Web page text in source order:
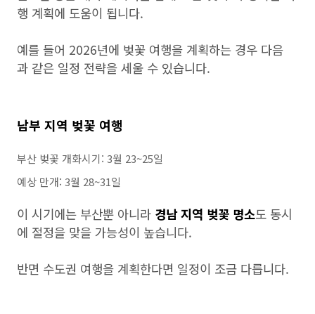
행 계획에 도움이 됩니다.
예를 들어 2026년에 벚꽃 여행을 계획하는 경우 다음
과 같은 일정 전략을 세울 수 있습니다.
남부 지역 벚꽃 여행
부산 벚꽃 개화시기: 3월 23~25일
예상 만개: 3월 28~31일
이 시기에는 부산뿐 아니라 경남 지역 벚꽃 명소도 동시
에 절정을 맞을 가능성이 높습니다.
반면 수도권 여행을 계획한다면 일정이 조금 다릅니다.